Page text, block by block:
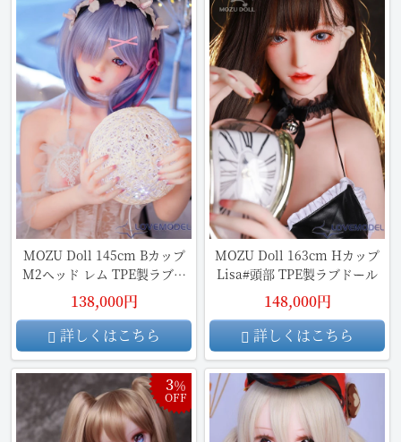
MOZU Doll 145cm Bカップ
M2ヘッド レム TPE製ラブド
ール
138,000円
詳しくはこちら
MOZU Doll 163cm Hカップ
Lisa#頭部 TPE製ラブドール
148,000円
詳しくはこちら
3％
OFF